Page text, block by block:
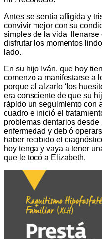
Antes se sentía afligida y
convivir mejor con su
simples de la vida,
disfrutar los momentos
lado.
En su hijo Iván, que hoy
comenzó a manifestarse a
porque al alzarlo ‘los
era consciente de que su
rápido un seguimiento con
cuadro e inició el
problemas dentarios
enfermedad y debió
haber recibido el
hoy tenga y vaya a tener
que le tocó a Elizabeth.